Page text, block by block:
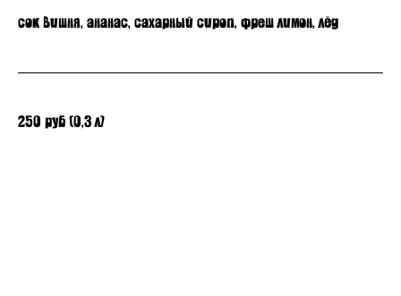
сок вишня, ананас, сахарный сироп, фреш лимон, лёд
250 руб (0,3 л)